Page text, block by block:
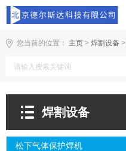
您当前的位置： 主页 > 焊割设备 >
焊割设备
松下气体保护焊机